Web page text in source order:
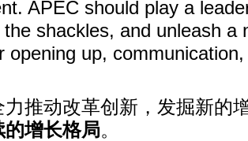
APEC should play a
shackles, and unleash a
opening up,
推动改革创新，发掘新的
增长格局。